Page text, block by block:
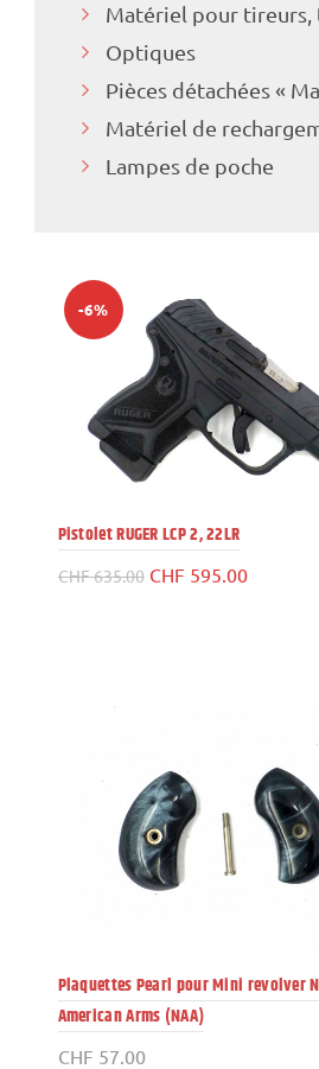
Matériel pour tireurs,
Optiques
Pièces détachées «
Matériel de
Lampes de poche
-6%
Pistolet RUGER LCP 2, 22LR
CHF635.00 Le
CHF 595.00Le
Plaquettes Pearl pour Mini revolver
American Arms (NAA)
CHF 57.00